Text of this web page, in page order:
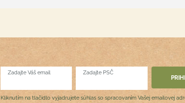
Zadajte Váš email Zadajte PSČ
Kliknutím na tlačidlo vyjadrujete súhlas so spracovaním Vašej emailovej